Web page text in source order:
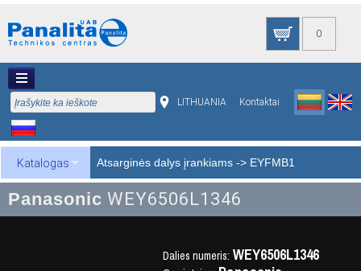
0
LITHUANIA Kontaktai
Katalogas Atsarginės dalys įrankiams -> EYFMB1
Panasonic WEY6506L1346
Dalies numeris: WEY6506L1346